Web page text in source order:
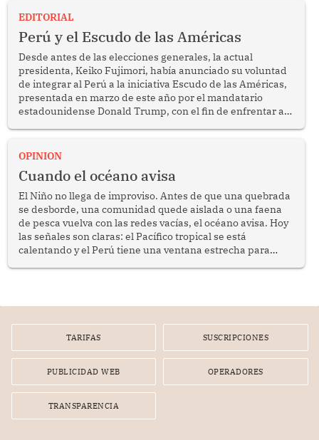
EDITORIAL
Perú y el Escudo de las Américas
Desde antes de las elecciones generales, la actual
presidenta, Keiko Fujimori, había anunciado su voluntad
de integrar al Perú a la iniciativa Escudo de las Américas,
presentada en marzo de este año por el mandatario
estadounidense Donald Trump, con el fin de enfrentar al
OPINION
Cuando el océano avisa
El Niño no llega de improviso. Antes de que una quebrada
se desborde, una comunidad quede aislada o una faena
de pesca vuelva con las redes vacías, el océano avisa. Hoy
las señales son claras: el Pacífico tropical se está
calentando y el Perú tiene una ventana estrecha para
TARIFAS SUSCRIPCIONES
PUBLICIDAD WEB OPERADORES
TRANSPARENCIA